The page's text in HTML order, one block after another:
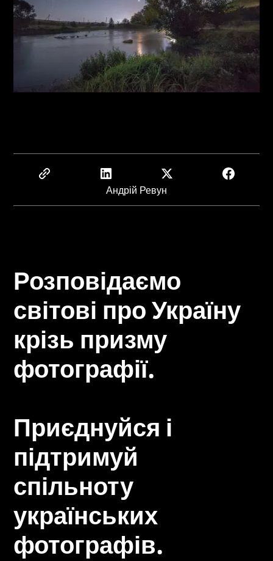
Андрій Ревун
Розповідаємо
світові про Україну
крізь призму
фотографії.
Приєднуйся і
підтримуй
спільноту
українських
фотографів.